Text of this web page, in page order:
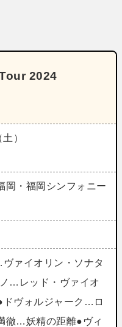
2024
）
岡・福岡シンフォニー
ァイオリン・ソナタ
…レッド・ヴァイオ
ドヴォルジャーク…ロ
徹…妖精の距離●ヴィ